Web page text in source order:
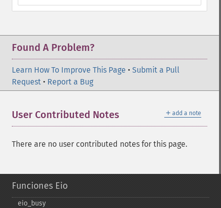
Found A Problem?
Learn How To Improve This Page • Submit a Pull
Request • Report a Bug
＋ add a note
User Contributed Notes
There are no user contributed notes for this page.
Funciones Eio
eio_​busy